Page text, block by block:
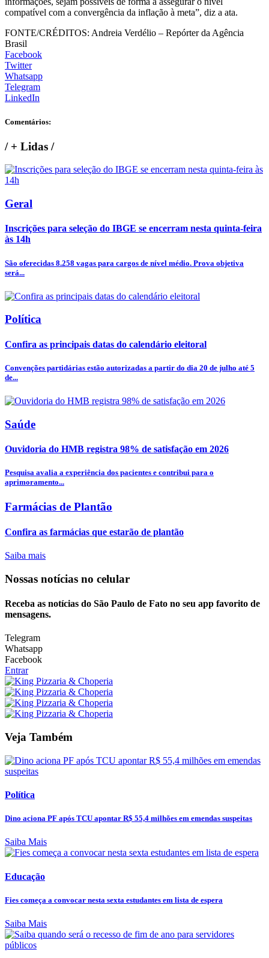
compatível com a convergência da inflação à meta”, diz a ata.
FONTE/CRÉDITOS: Andreia Verdélio – Repórter da Agência
Brasil
Facebook
Twitter
Whatsapp
Telegram
LinkedIn
Comentários:
/+ Lidas /
Geral
Inscrições para seleção do IBGE se encerram nesta quinta-feira
às 14h
São oferecidas 8.258 vagas para cargos de nível médio. Prova objetiva
será...
Política
Confira as principais datas do calendário eleitoral
Convenções partidárias estão autorizadas a partir do dia 20 de julho até 5
de...
Saúde
Ouvidoria do HMB registra 98% de satisfação em 2026
Pesquisa avalia a experiência dos pacientes e contribui para o
aprimoramento...
Farmácias de Plantão
Confira as farmácias que estarão de plantão
Saiba mais
Nossas notícias no celular
Receba as notícias do São Paulo de Fato no seu app favorito de
mensagens.
Telegram
Whatsapp
Facebook
Entrar
Veja Também
Política
Dino aciona PF após TCU apontar R$ 55,4 milhões em emendas suspeitas
Saiba Mais
Educação
Fies começa a convocar nesta sexta estudantes em lista de espera
Saiba Mais